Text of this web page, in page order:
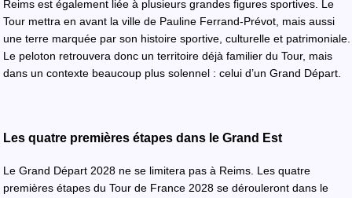
Reims est également liée à plusieurs grandes figures sportives. Le
Tour mettra en avant la ville de Pauline Ferrand-Prévot, mais aussi
une terre marquée par son histoire sportive, culturelle et patrimoniale.
Le peloton retrouvera donc un territoire déjà familier du Tour, mais
dans un contexte beaucoup plus solennel : celui d’un Grand Départ.
Les quatre premières étapes dans le Grand Est
Le Grand Départ 2028 ne se limitera pas à Reims. Les quatre
premières étapes du Tour de France 2028 se dérouleront dans le